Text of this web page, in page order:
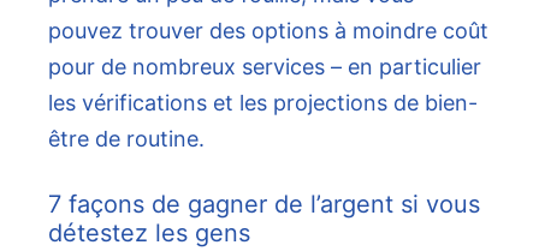
pouvez trouver des options à moindre coût
pour de nombreux services – en particulier
les vérifications et les projections de bien-
être de routine.
7 façons de gagner de l’argent si vous
détestez les gens